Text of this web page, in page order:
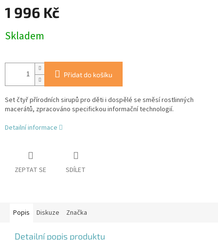
1 996 Kč
cena:
Skladem
Přidat do košíku
Set čtyř přírodních sirupů pro děti i dospělé se směsí rostlinných
macerátů, zpracováno specifickou informační technologií.
Detailní informace
ZEPTAT SE SDÍLET
Popis Diskuze Značka
Detailní popis produktu